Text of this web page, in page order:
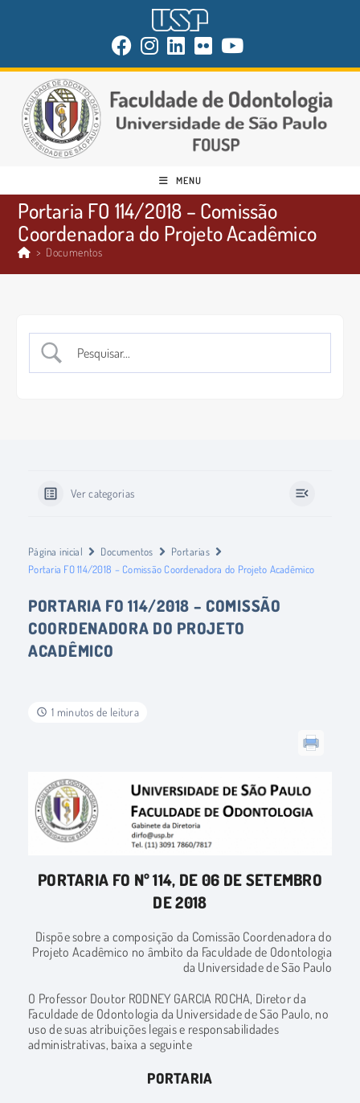
MENU
Portaria FO 114/2018 – Comissão
Coordenadora do Projeto Acadêmico
> Documentos
Ver categorias
Página inicial Documentos
Portarias
Portaria FO 114/2018 – Comissão Coordenadora do Projeto Acadêmico
PORTARIA FO 114/2018 – COMISSÃO
COORDENADORA DO PROJETO
ACADÊMICO
1 minutos de leitura
PORTARIA FO Nº 114, DE 06 DE SETEMBRO
DE 2018
Dispõe sobre a composição da Comissão Coordenadora do
Projeto Acadêmico no âmbito da Faculdade de Odontologia
da Universidade de São Paulo
O Professor Doutor RODNEY GARCIA ROCHA, Diretor da
Faculdade de Odontologia da Universidade de São Paulo, no
uso de suas atribuições legais e responsabilidades
administrativas, baixa a seguinte
PORTARIA